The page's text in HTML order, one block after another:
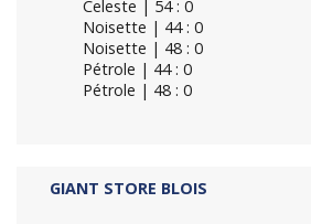
Celeste | 54 : 0
Noisette | 44 : 0
Noisette | 48 : 0
Pétrole | 44 : 0
Pétrole | 48 : 0
GIANT STORE BLOIS